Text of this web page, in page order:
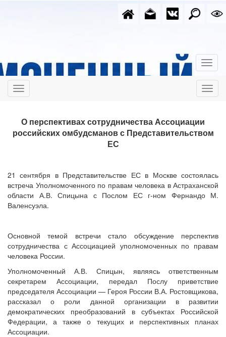
О перспективах сотрудничества Ассоциации
российских омбудсмановс Представительством
ЕС
21 сентября в Представительстве ЕС в Москве состоялась
встреча Уполномоченного по правам человека в Астраханской
области А.В. Спицына с Послом ЕС г-ном Фернандо М.
Валенсуэла.
Основной темой встречи стало обсуждение перспектив
сотрудничества с Ассоциацией уполномоченных по правам
человека России.
Уполномоченный А.В. Спицын, являясь ответственным
секретарем Ассоциации, передал Послу приветствие
председателя Ассоциации — Героя России В.А. Ростовщикова,
рассказал о роли данной организации в развитии
демократических преобразований в субъектах Российской
Федерации, а также о текущих и перспективных планах
Ассоциации.